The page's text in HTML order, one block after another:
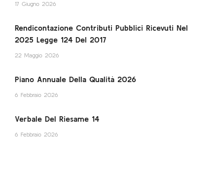
17 Giugno 2026
Rendicontazione Contributi Pubblici Ricevuti Nel
2025 Legge 124 Del 2017
22 Maggio 2026
Piano Annuale Della Qualità 2026
6 Febbraio 2026
Verbale Del Riesame 14
6 Febbraio 2026